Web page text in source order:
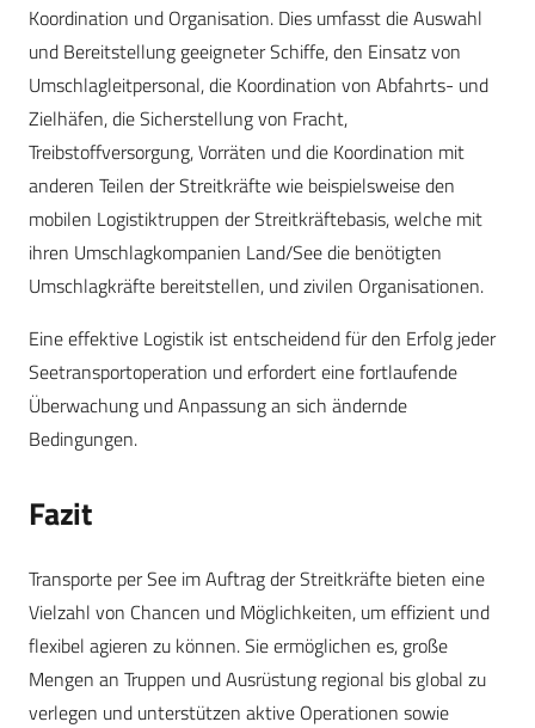
Koordination und Organisation. Dies umfasst die Auswahl
und Bereitstellung geeigneter Schiffe, den Einsatz von
Umschlagleitpersonal, die Koordination von Abfahrts- und
Zielhäfen, die Sicherstellung von Fracht,
Treibstoffversorgung, Vorräten und die Koordination mit
anderen Teilen der Streitkräfte wie beispielsweise den
mobilen Logistiktruppen der Streitkräftebasis, welche mit
ihren Umschlagkompanien Land/See die benötigten
Umschlagkräfte bereitstellen, und zivilen Organisationen.
Eine effektive Logistik ist entscheidend für den Erfolg jeder
Seetransportoperation und erfordert eine fortlaufende
Überwachung und Anpassung an sich ändernde
Bedingungen.
Fazit
Transporte per See im Auftrag der Streitkräfte bieten eine
Vielzahl von Chancen und Möglichkeiten, um effizient und
flexibel agieren zu können. Sie ermöglichen es, große
Mengen an Truppen und Ausrüstung regional bis global zu
verlegen und unterstützen aktive Operationen sowie